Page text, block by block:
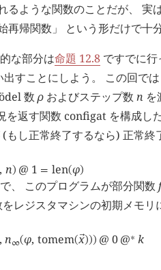
るような関数のことだが、 実
再帰関数」 という形だけで十
な部分は命題 12.8 ですでに
出すことにしよう。 この回で
数 ρ およびステップ数 n を
を返す関数 configat を構成し
もし正常終了するなら) 正常
, n) @ 1 = len(φ)
、 このプログラムが部分関数 f
レジスタマシンの初期メモ
, n∞(φ, tomem(󰕷
x))) @ 0@∗ k